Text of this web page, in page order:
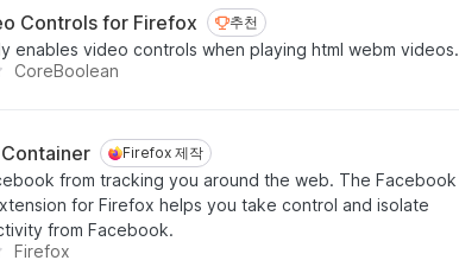
Controls for Firefox 추천
추천
enables video controls when playing html webm videos.
CoreBoolean
Firefox 제작
Firefox 제작
from tracking you around the web. The Facebook
for Firefox helps you take control and isolate
from Facebook.
Firefox